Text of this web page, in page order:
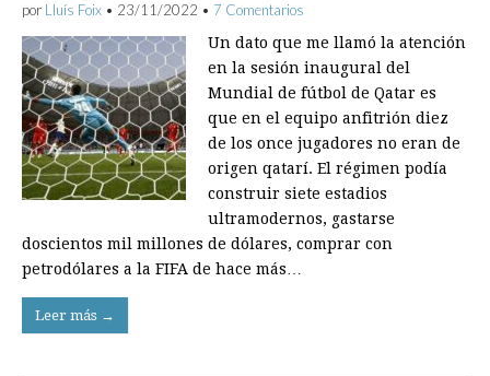
por Lluís Foix • 23/11/2022 • 7 Comentarios
Un dato que me llamó la atención
en la sesión inaugural del
Mundial de fútbol de Qatar es
que en el equipo anfitrión diez
de los once jugadores no eran de
origen qatarí. El régimen podía
construir siete estadios
ultramodernos, gastarse
doscientos mil millones de dólares, comprar con
petrodólares a la FIFA de hace más…
Leer más →